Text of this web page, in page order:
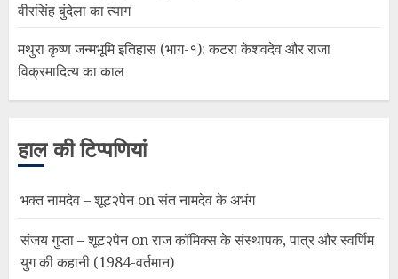
वीरसिंह बुंदेला का त्याग
मथुरा कृष्ण जन्मभूमि इतिहास (भाग-१): कटरा केशवदेव और राजा
विक्रमादित्य का काल
हाल की टिप्पणियां
भक्त नामदेव – शूट२पेनonसंत नामदेव के अभंग
संजय गुप्ता – शूट२पेनonराज कॉमिक्स के संस्थापक, पात्र और स्वर्णिम
युग की कहानी (1984-वर्तमान)